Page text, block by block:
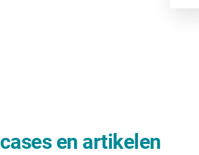
cases en artikelen